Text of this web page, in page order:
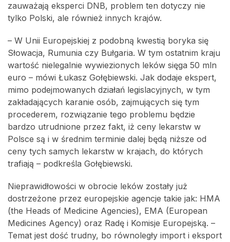
zauważają eksperci DNB, problem ten dotyczy nie
tylko Polski, ale również innych krajów.
– W Unii Europejskiej z podobną kwestią boryka się
Słowacja, Rumunia czy Bułgaria. W tym ostatnim kraju
wartość nielegalnie wywiezionych leków sięga 50 mln
euro – mówi Łukasz Gołębiewski. Jak dodaje ekspert,
mimo podejmowanych działań legislacyjnych, w tym
zakładających karanie osób, zajmujących się tym
procederem, rozwiązanie tego problemu będzie
bardzo utrudnione przez fakt, iż ceny lekarstw w
Polsce są i w średnim terminie dalej będą niższe od
ceny tych samych lekarstw w krajach, do których
trafiają – podkreśla Gołębiewski.
Nieprawidłowości w obrocie leków zostały już
dostrzeżone przez europejskie agencje takie jak: HMA
(the Heads of Medicine Agencies), EMA (European
Medicines Agency) oraz Radę i Komisje Europejską. –
Temat jest dość trudny, bo równoległy import i eksport